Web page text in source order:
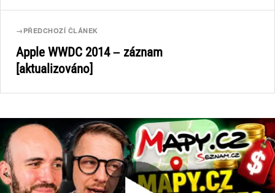
→ PŘEDCHOZÍ ČLÁNEK
Apple WWDC 2014 – záznam
[aktualizováno]